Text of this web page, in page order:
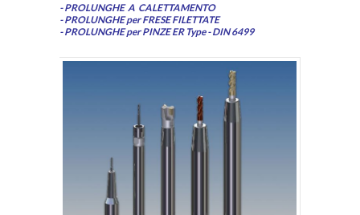
- PROLUNGHE A CALETTAMENTO
- PROLUNGHE per FRESE FILETTATE
- PROLUNGHE per PINZE ER Type - DIN 6499